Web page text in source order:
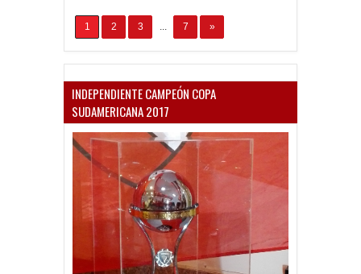
1 2 3 ... 7 »
INDEPENDIENTE CAMPEÓN COPA
SUDAMERICANA 2017